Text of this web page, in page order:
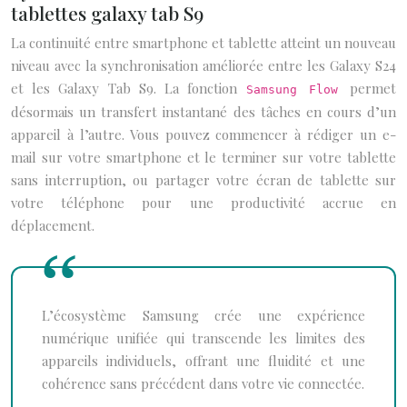
tablettes galaxy tab S9
La continuité entre smartphone et tablette atteint un nouveau
niveau avec la synchronisation améliorée entre les Galaxy S24
et les Galaxy Tab S9. La fonction
Samsung Flow permet
désormais un transfert instantané des tâches en cours d’un
appareil à l’autre. Vous pouvez commencer à rédiger un e-
mail sur votre smartphone et le terminer sur votre tablette
sans interruption, ou partager votre écran de tablette sur
votre téléphone pour une productivité accrue en
déplacement.
L’écosystème Samsung crée une expérience
numérique unifiée qui transcende les limites des
appareils individuels, offrant une fluidité et une
cohérence sans précédent dans votre vie connectée.